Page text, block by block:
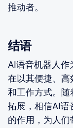
推动者。
结语
AI语音机器人作
在以其便捷、
和工作方式。
拓展，相信AI语
的作用，为人